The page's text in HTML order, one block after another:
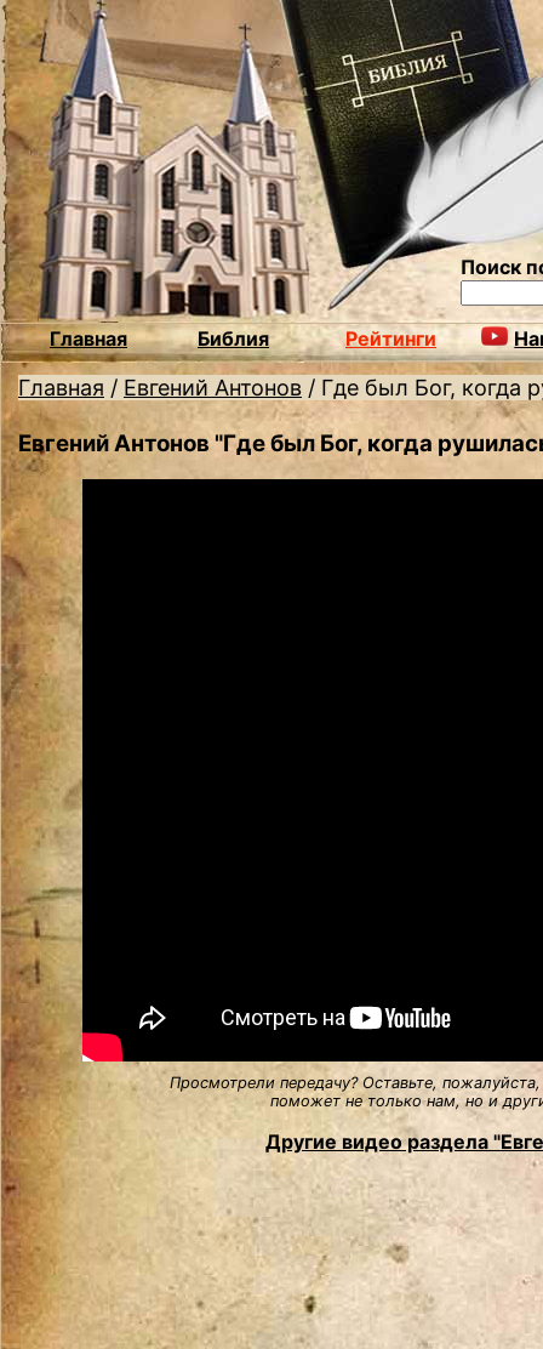
Поиск
Главная Библия Рейтинги
Главная / Евгений Антонов / Где был Бог, когда
Евгений Антонов "Где был Бог, когда
Просмотрели передачу? Оставьте,
поможет не только нам, но и
Другие видео раздела